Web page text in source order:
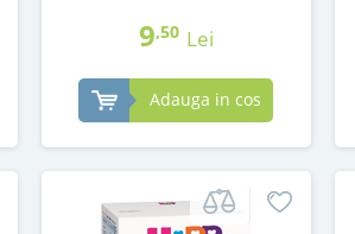
9,50 Lei
Adauga in cos